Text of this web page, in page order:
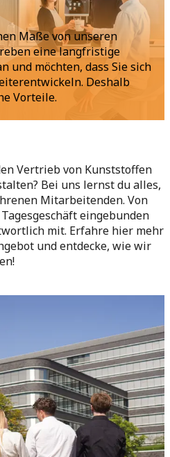
Maße von unseren
eine langfristige
und möchten, dass Sie sich
Deshalb
Vorteile.
Vertrieb von Kunststoffen
Bei uns lernst du alles,
Mitarbeitenden. Von
eingebunden
mit. Erfahre hier mehr
und entdecke, wie wir